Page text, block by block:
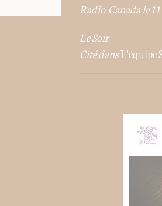
Radio-Canada le
Le Soir
Cité dansL'équipe